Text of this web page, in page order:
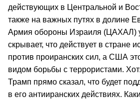
действующих в Центральной и
также на важных путях в долине
Армия обороны Израиля (ЦАХАЛ)
скрывает, что действует в стране
против проиранских сил, а США
видом борьбы с террористами.
Трамп прямо сказал, что будет
в его антииранских действиях.